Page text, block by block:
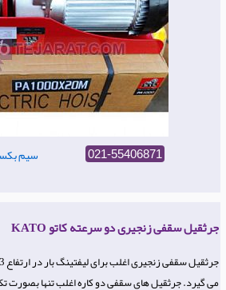
سیم 021-55406871
جرثقیل سقفی زنجیری دو سرعته کاتو KATO
می گیرد. جرثقیل های سقفی دو کاره اغلب تنها بصورت